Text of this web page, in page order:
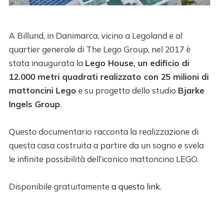
A Billund, in Danimarca, vicino a Legoland e al
quartier generale di The Lego Group, nel 2017 è
stata inaugurata la Lego House, un edificio di
12.000 metri quadrati realizzato con 25 milioni di
mattoncini Lego e su progetto dello studio Bjarke
Ingels Group.
Questo documentario racconta la realizzazione di
questa casa costruita a partire da un sogno e svela
le infinite possibilità dell’iconico mattoncino LEGO.
Disponibile gratuitamente a questo link.